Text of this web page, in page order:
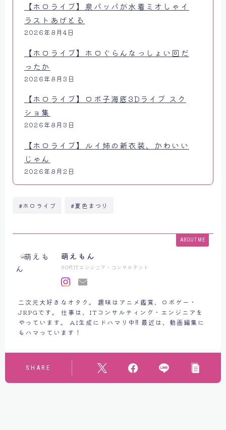
【ホロライブ】泉パッパが水着ミオしゃイ
ラストあげとる
2026年8月4日
【ホロライブ】ホロぐらんなっしょい回だ
ったか
2026年8月3日
【ホロライブ】ロボ子海底3Dライブ スク
ショ集
2026年8月3日
【ホロライブ】ルイ姉の新衣装、かわいい
じゃん
2026年8月2日
#ホロライブ #夏色まつり
ABOUT ME
萌えもん
30代ITエンジニア・コンサルタント
二次元大好きなオタク。 趣味はアニメ鑑賞、ロボゲー・
JRPGです。 仕事は、ITコンサルティング・エンジニアを
やっています。 AI生成にドハマリ中‼ 最近は、動画編集に
もハマっています！
SHARE